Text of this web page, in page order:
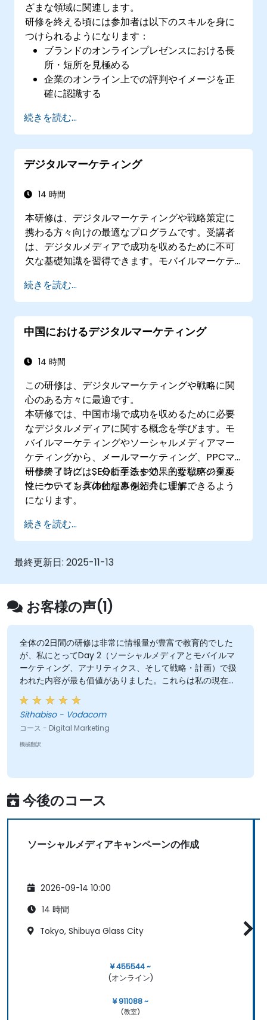
ざまな領域に関連します。
研修を終える頃には参加者は以下のスキルを身に
つけられるようになります：
ブランドのオンラインプレゼンスにおける長
所・短所を見極める
企業のオンライン上での評判やイメージを正
確に認識する
立ち位置にあるかを把握し強化する
結果重視型のブランド戦略および統合的なオ
ンラインマーケティングコミュニケーション
計画を構築する
を示す地図を作成する
AI時代における最新のSEOガイドラインにつ
いて理解する
さまざまな顧客層が企業やその製品・サービ
スをどう捉えているか貴重な情報を得る
オンライン上でのソーシャルリスニングの実
践方法を理解する
性を高める
続きを読む...
デジタルマーケティング
14 時間
本研修は、デジタルマーケティングや戦略策定に
携わる方々向けの最適なプログラムです。受講者
は、デジタルメディアで成功を収めるために不可
欠な基礎知識を習得できます。モバイルマーケテ
メールマーケティング、PPCマーケティング、
SEOに至るまで、主要なデジタルマーケティング
の概念について解説します。研修終了時には、分
析の重要性や優れた戦略の実例も理解できるよう
続きを読む...
中国におけるデジタルマーケティング
14 時間
この研修は、デジタルマーケティングや戦略に関
心のある方々に最適です。
本研修では、中国市場で成功を収めるために必要
なデジタルメディアに関する概念を学びます。モ
バイルマーケティングやソーシャルメディアマー
ケティングから、メールマーケティング、PPCマ
ーケティング、SEOに至るまで、主要なデジタル
マーケティングの仕組みを紹介します。
研修終了時には、分析手法や効果的な戦略の重要
性についても具体的な事例と共に理解できるよう
になります。
続きを読む...
最終更新日: 2025-11-13
お客様の声(1)
全体の2日間の研修は非常に情報量が豊富で教育的でした
が、私にとってDay 2（ソーシャルメディアとモバイルマ
ーケティング、アナリティクス、そして戦略・計画）で扱
われた内容が最も価値がありました。これらは私の現在の
業務に直接関連しているからです。
Sithabiso - Vodacom
コース - Digital Marketing
機械翻訳
今後のコース
ソーシャルメディアキャンペーンの作成
2026-09-14 10:00
14 時間
Tokyo, Shibuya Glass City
¥ 455544 ~
(オンライン)
¥ 911088 ~
(教室)